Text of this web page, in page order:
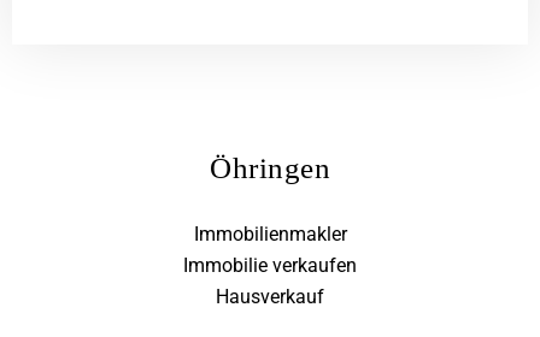
Öhringen
Immobilienmakler
Immobilie verkaufen
Hausverkauf